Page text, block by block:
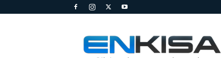
Kısa